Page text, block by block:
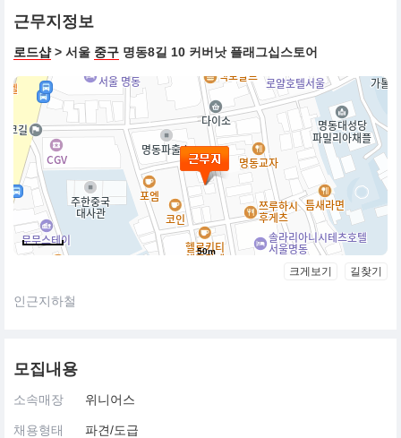
근무지정보
로드샵> 서울 중구 명동8길 10 커버낫 플래그십스토어
50m
크게보기 길찾기
인근지하철
모집내용
소속매장 위니어스
채용형태 파견/도급